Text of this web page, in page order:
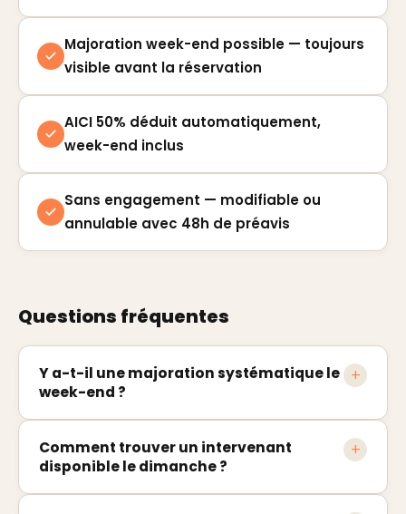
Majoration week-end possible — toujours
visible avant la réservation
AICI 50% déduit automatiquement,
week-end inclus
Sans engagement — modifiable ou
annulable avec 48h de préavis
Questions fréquentes
Y a-t-il une majoration systématique le
week-end ?
+
Non, ce n'est pas systématique. Chaque
intervenant CLUB TIDY fixe librement ses tarifs.
Certains appliquent une majoration pour le
Comment trouver un intervenant
disponible le dimanche ?
+